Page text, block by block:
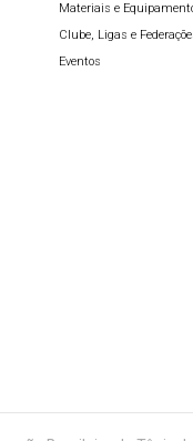
Materiais e
Clube, Ligas e
Eventos